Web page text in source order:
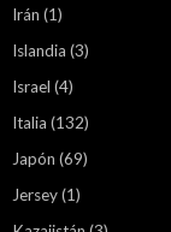
Irán (1)
Islandia (3)
Israel (4)
Italia (132)
Japón (69)
Jersey(1)